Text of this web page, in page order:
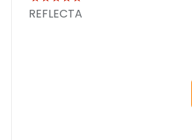
REFLECTA